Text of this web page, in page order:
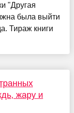
"Другая
была выйти
Тираж книги
жару и